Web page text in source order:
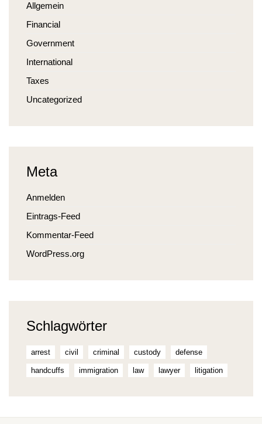
Allgemein
Financial
Government
International
Taxes
Uncategorized
Meta
Anmelden
Eintrags-Feed
Kommentar-Feed
WordPress.org
Schlagwörter
arrest civil criminal custody defense
handcuffs immigration law lawyer litigation